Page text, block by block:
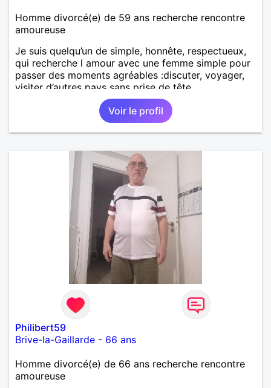
Homme divorcé(e) de 59 ans recherche rencontre
amoureuse
Je suis quelqu’un de simple, honnête, respectueux,
qui recherche l amour avec une femme simple pour
passer des moments agréables :discuter, voyager,
visiter d’autres pays sans prise de tête.
Voir le profil
Philibert59
Brive-la-Gaillarde - 66 ans
Homme divorcé(e) de 66 ans recherche rencontre
amoureuse